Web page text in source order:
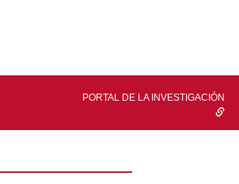
PORTAL DE LA INVESTIGACIÓN